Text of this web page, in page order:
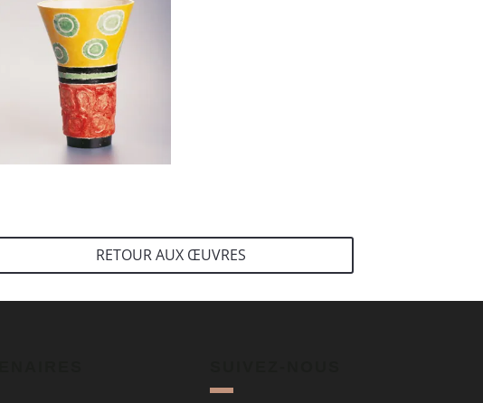
RETOUR AUX ŒUVRES